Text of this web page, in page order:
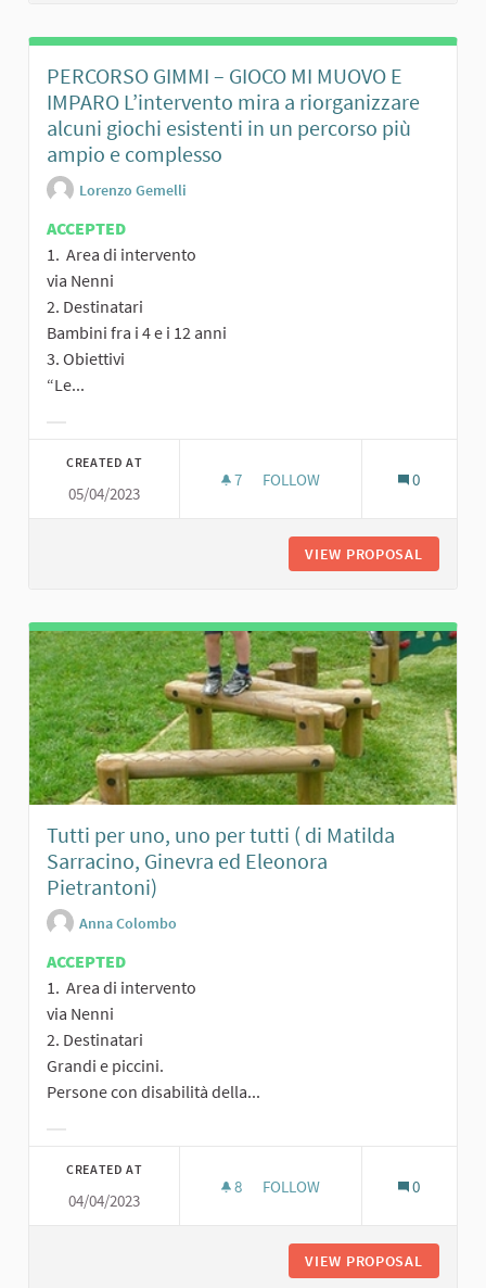
PERCORSO GIMMI – GIOCO MI MUOVO E
IMPARO L’intervento mira a riorganizzare
alcuni giochi esistenti in un percorso più
ampio e complesso
Lorenzo Gemelli
ACCEPTED
1. Area di intervento
via Nenni
2. Destinatari
Bambini fra i 4 e i 12 anni
3. Obiettivi
“Le...
CREATED AT
05/04/2023
7 7 FOLLOWERS
FOLLOW 0
VIEW PROPOSAL
Tutti per uno, uno per tutti ( di Matilda
Sarracino, Ginevra ed Eleonora
Pietrantoni)
Anna Colombo
ACCEPTED
1. Area di intervento
via Nenni
2. Destinatari
Grandi e piccini.
Persone con disabilità della...
CREATED AT
04/04/2023
8 8 FOLLOWERS
FOLLOW 0
VIEW PROPOSAL